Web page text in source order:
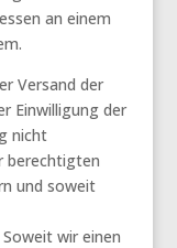
an einem
Versand der
Einwilligung der
nicht
berechtigten
und soweit
wir einen